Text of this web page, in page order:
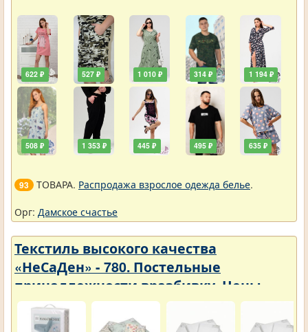
622 ₽
508 ₽
527 ₽
1 353 ₽
1 010 ₽
445 ₽
314 ₽
495 ₽
1 194 ₽
635 ₽
93 ТОВАРА. Распродажа взрослое одежда белье.
Орг: Дамское счастье
Текстиль высокого качества
«НеСаДен» - 780. Постельные
принадлежности вразбивку. Цены
упали